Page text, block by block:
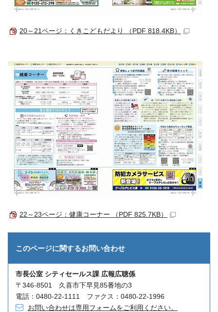
20～21ページ：くきこどもだより （PDF 818.4KB）
22～23ページ：健康コーナー （PDF 825.7KB）
このページに関するお問い合わせ
市長公室 シティセールス課 広報広聴係
〒346-8501 久喜市下早見85番地の3
電話：0480-22-1111 ファクス：0480-22-1996
お問い合わせは専用フォームをご利用ください。